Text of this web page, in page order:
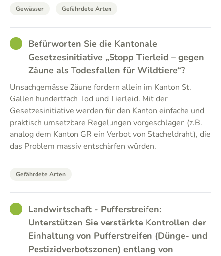
Gewässer Gefährdete Arten
GOODBefürworten Sie die Kantonale
Gesetzesinitiative „Stopp Tierleid – gegen
Zäune als Todesfallen für Wildtiere“?
Unsachgemässe Zäune fordern allein im Kanton St.
Gallen hundertfach Tod und Tierleid. Mit der
Gesetzesinitiative werden für den Kanton einfache und
praktisch umsetzbare Regelungen vorgeschlagen (z.B.
analog dem Kanton GR ein Verbot von Stacheldraht), die
das Problem massiv entschärfen würden.
Gefährdete Arten
GOODLandwirtschaft - Pufferstreifen:
Unterstützen Sie verstärkte Kontrollen der
Einhaltung von Pufferstreifen (Dünge- und
Pestizidverbotszonen) entlang von